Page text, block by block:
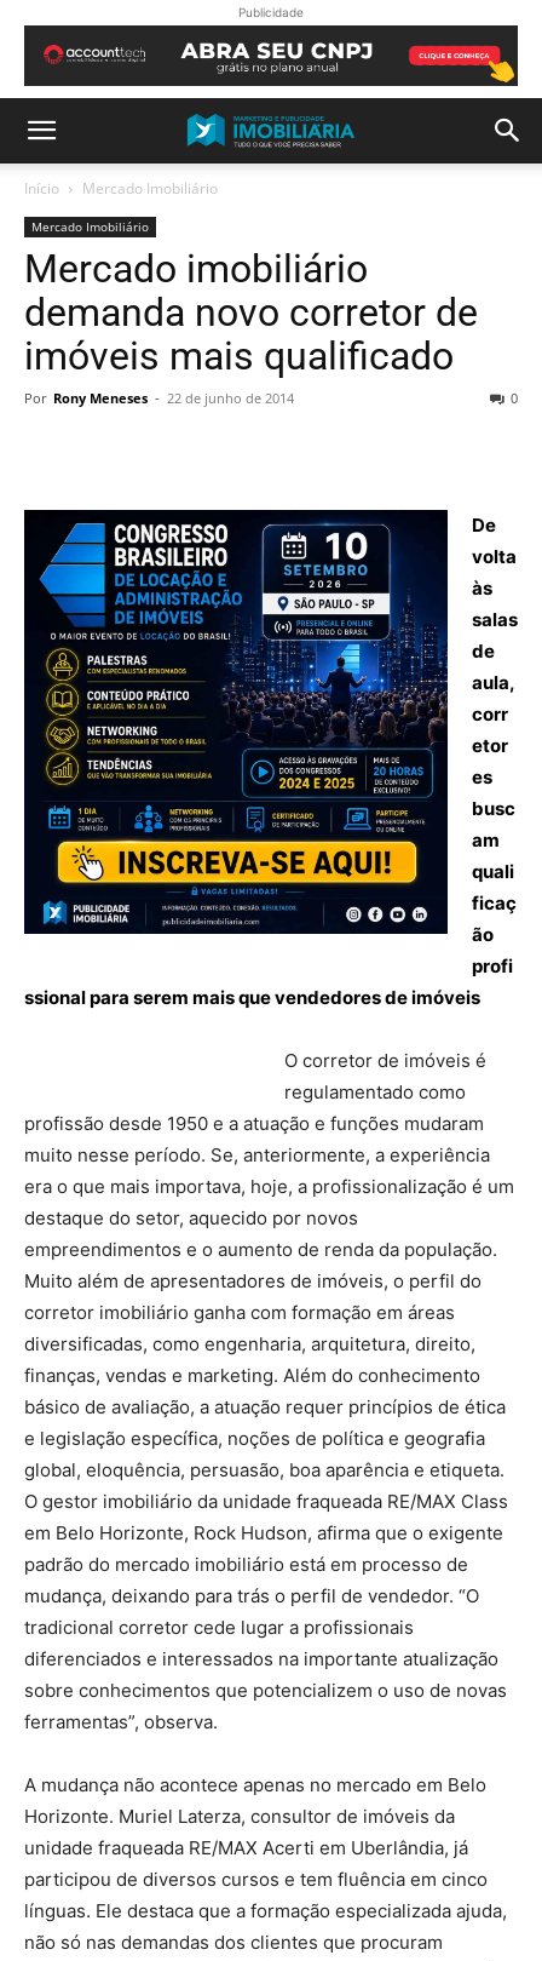
Publicidade
Início Mercado Imobiliário
Mercado Imobiliário
Mercado imobiliário
demanda novo corretor de
imóveis mais qualificado
Por Rony Meneses - 22 de junho de 2014 0
De
volta
às
salas
de
aula,
corr
etor
es
busc
am
quali
ficaç
ão
profi
ssional para serem mais que vendedores de imóveis
O corretor de imóveis é
regulamentado como
profissão desde 1950 e a atuação e funções mudaram
muito nesse período. Se, anteriormente, a experiência
era o que mais importava, hoje, a profissionalização é um
destaque do setor, aquecido por novos
empreendimentos e o aumento de renda da população.
Muito além de apresentadores de imóveis, o perfil do
corretor imobiliário ganha com formação em áreas
diversificadas, como engenharia, arquitetura, direito,
finanças, vendas e marketing. Além do conhecimento
básico de avaliação, a atuação requer princípios de ética
e legislação específica, noções de política e geografia
global, eloquência, persuasão, boa aparência e etiqueta.
O gestor imobiliário da unidade fraqueada RE/MAX Class
em Belo Horizonte, Rock Hudson, afirma que o exigente
padrão do mercado imobiliário está em processo de
mudança, deixando para trás o perfil de vendedor. “O
tradicional corretor cede lugar a profissionais
diferenciados e interessados na importante atualização
sobre conhecimentos que potencializem o uso de novas
ferramentas”, observa.
A mudança não acontece apenas no mercado em Belo
Horizonte. Muriel Laterza, consultor de imóveis da
unidade fraqueada RE/MAX Acerti em Uberlândia, já
participou de diversos cursos e tem fluência em cinco
línguas. Ele destaca que a formação especializada ajuda,
não só nas demandas dos clientes que procuram